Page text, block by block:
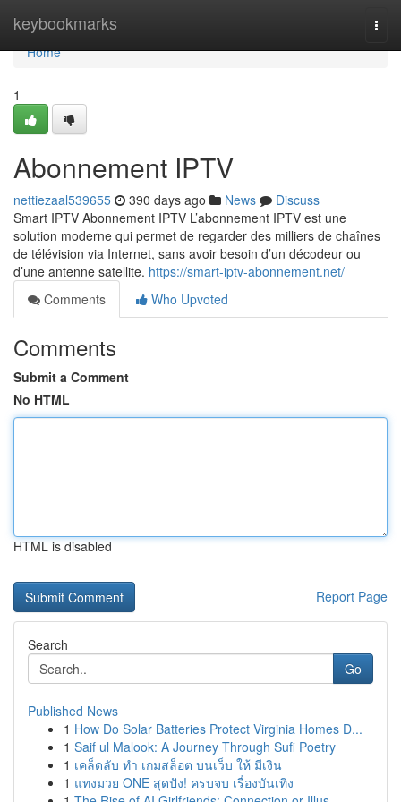
keybookmarks
Home
Home
1
Abonnement IPTV
nettiezaal539655 390 days ago News
Discuss
Smart IPTV Abonnement IPTV L’abonnement IPTV est une
solution moderne qui permet de regarder des milliers de chaînes
de télévision via Internet, sans avoir besoin d’un décodeur ou
d’une antenne satellite. https://smart-iptv-abonnement.net/
Comments
Who Upvoted
Comments
Submit a Comment
No HTML
HTML is disabled
Report Page
Search
Go
Published News
1 How Do Solar Batteries Protect Virginia Homes D...
1 Saif ul Malook: A Journey Through Sufi Poetry
1 เคล็ดลับ ทำ เกมสล็อต บนเว็บ ให้ มีเงิน
1 แทงมวย ONE สุดปัง! ครบจบ เรื่องบันเทิง